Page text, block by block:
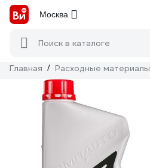
Москва
Поиск в каталоге
Главная / Расходные материалы